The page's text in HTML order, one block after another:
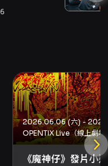
拉丁字母），格式
；內地參加者限
碼之首 4 位字母或
記期間：2026-
23:59（HKT）。
限至 2026-06-07
與票券轉
示動態 QR Code
OPENTIX Live（線上劇場
《魔神仔》發片小